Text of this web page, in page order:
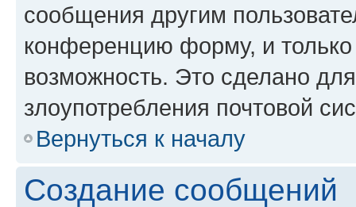
сообщения другим
конференцию форму, и
возможность. Это сделано
злоупотребления почтовой
Вернуться к началу
Создание сообщений